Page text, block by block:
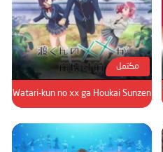
مكتمل
Watari-kun no xx ga Houkai Sunzen